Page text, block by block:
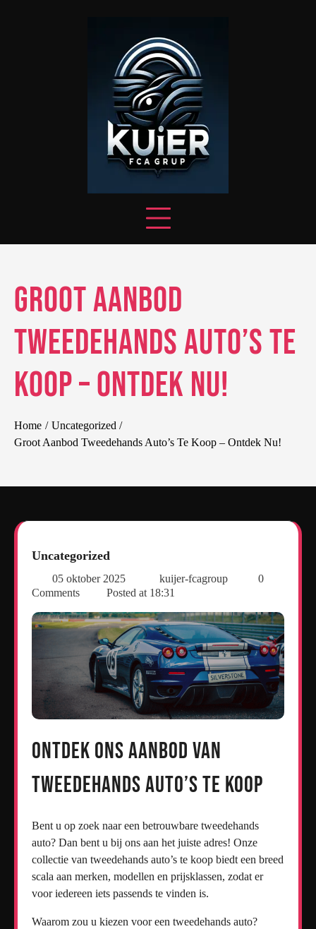
Groot Aanbod
Tweedehands Auto’s Te
Koop – Ontdek Nu!
Home
Uncategorized
Groot Aanbod Tweedehands Auto’s Te Koop – Ontdek Nu!
Uncategorized
05 oktober 2025 kuijer-fcagroup
0
Comments
Posted at 18:31
Ontdek Ons Aanbod van
Tweedehands Auto’s Te Koop
Bent u op zoek naar een betrouwbare tweedehands
auto? Dan bent u bij ons aan het juiste adres! Onze
collectie van tweedehands auto’s te koop biedt een breed
scala aan merken, modellen en prijsklassen, zodat er
voor iedereen iets passends te vinden is.
Waarom zou u kiezen voor een tweedehands auto?